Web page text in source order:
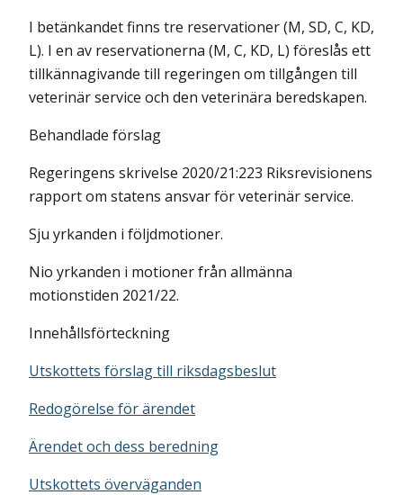
I betänkandet finns tre reservationer (M, SD, C, KD,
L). I en av reservationerna (M, C, KD, L) föreslås ett
tillkännagivande till regeringen om tillgången till
veterinär service och den veterinära beredskapen.
Behandlade förslag
Regeringens skrivelse 2020/21:223 Riksrevisionens
rapport om statens ansvar för veterinär service.
Sju yrkanden i följdmotioner.
Nio yrkanden i motioner från allmänna
motionstiden 2021/22.
Innehållsförteckning
Utskottets förslag till riksdagsbeslut
Redogörelse för ärendet
Ärendet och dess beredning
Utskottets överväganden